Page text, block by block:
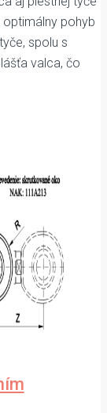
pohyb
spolu s
valca, čo